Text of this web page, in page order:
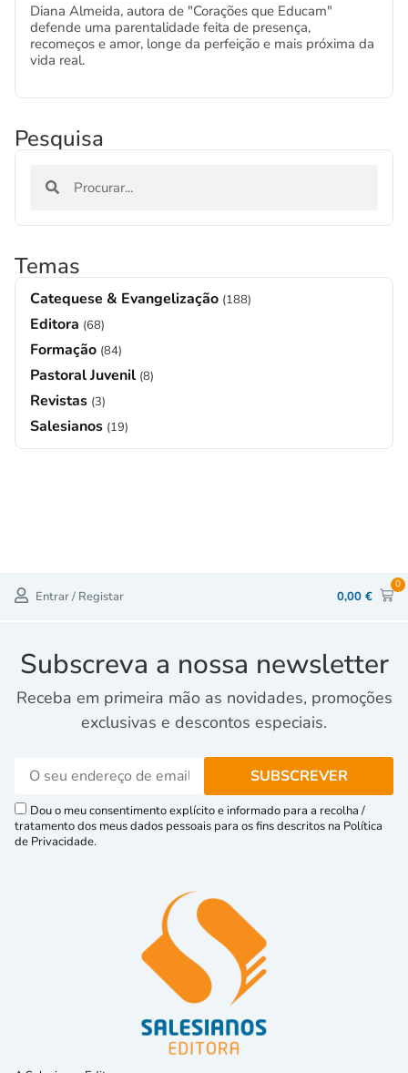
Diana Almeida, autora de "Corações que Educam"
defende uma parentalidade feita de presença,
recomeços e amor, longe da perfeição e mais próxima da
vida real.
Pesquisa
Temas
Catequese & Evangelização (188)
Editora (68)
Formação (84)
Pastoral Juvenil (8)
Revistas (3)
Salesianos (19)
Entrar / Registar 0,00 €
0
Subscreva a nossa newsletter
Receba em primeira mão as novidades, promoções
exclusivas e descontos especiais.
Dou o meu consentimento explícito e informado para a recolha /
tratamento dos meus dados pessoais para os fins descritos na Política
de Privacidade.